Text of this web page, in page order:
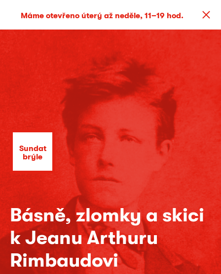
Máme otevřeno úterý až neděle, 11–19 hod.
Sundat
brýle
Básně, zlomky a skici
k Jeanu Arthuru
Rimbaudovi